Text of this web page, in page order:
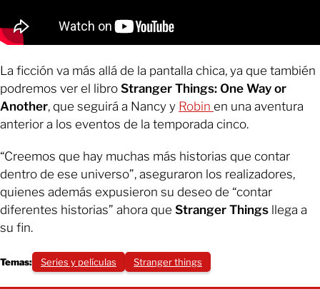
La ficción va más allá de la pantalla chica, ya que también
podremos ver el libro Stranger Things: One Way or
Another, que seguirá a Nancy y Robin en una aventura
anterior a los eventos de la temporada cinco.
“Creemos que hay muchas más historias que contar
dentro de ese universo”, aseguraron los realizadores,
quienes además expusieron su deseo de “contar
diferentes historias” ahora que Stranger Things llega a
su fin.
Temas: Series y películas Stranger things